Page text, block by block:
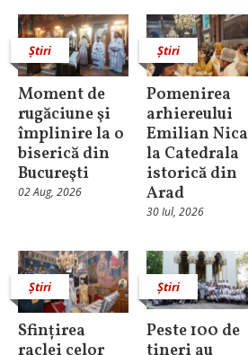
Știri
Moment de
rugăciune şi
împlinire la o
biserică din
Bucureşti
02 Aug, 2026
Știri
Pomenirea
arhiereului
Emilian Nica
la Catedrala
istorică din
Arad
30 Iul, 2026
Știri
Sfințirea
Știri
Peste 100 de